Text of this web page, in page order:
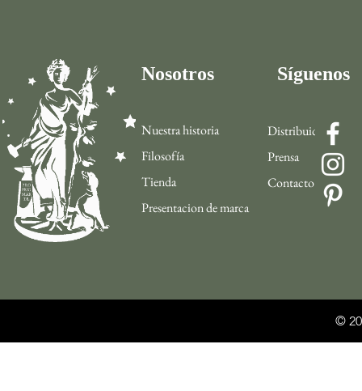
Nosotros
Nuestra historia
Filosofía
Tienda
Presentacion de marca
Distribuidor
Prensa
Contacto
Síguenos
©